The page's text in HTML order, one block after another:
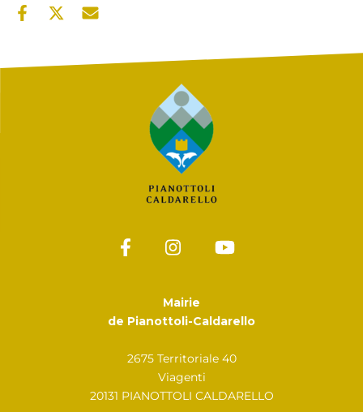
Mairie
de Pianottoli-Caldarello
2675 Territoriale 40
Viagenti
20131 PIANOTTOLI CALDARELLO